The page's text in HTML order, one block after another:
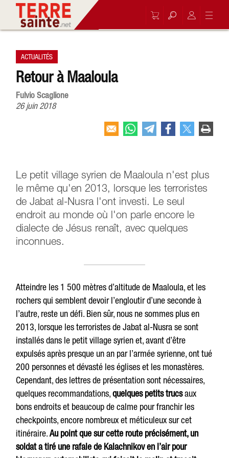
ACTUALITÉS
Retour à Maaloula
Fulvio Scaglione
26 juin 2018
Le petit village syrien de Maaloula n'est plus
le même qu'en 2013, lorsque les terroristes
de Jabat al-Nusra l'ont investi. Le seul
endroit au monde où l'on parle encore le
dialecte de Jésus renaît, avec quelques
inconnues.
Atteindre les 1 500 mètres d’altitude de Maaloula, et les
rochers qui semblent devoir l’engloutir d’une seconde à
l’autre, reste un défi. Bien sûr, nous ne sommes plus en
2013, lorsque les terroristes de Jabat al-Nusra se sont
installés dans le petit village syrien et, avant d’être
expulsés après presque un an par l’armée syrienne, ont tué
200 personnes et dévasté les églises et les monastères.
Cependant, des lettres de présentation sont nécessaires,
quelques recommandations,quelques petits trucsaux
bons endroits et beaucoup de calme pour franchir les
checkpoints, encore nombreux et méticuleux sur cet
itinéraire.Au point que sur cette route précisément, un
soldat a tiré une rafale de Kalachnikov en l’air pour